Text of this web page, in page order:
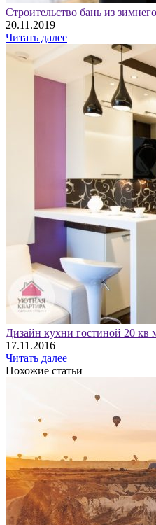
Строительство бань из
20.11.2019
Читать далее
Дизайн кухни гостиной 20
17.11.2016
Читать далее
Похожие статьи